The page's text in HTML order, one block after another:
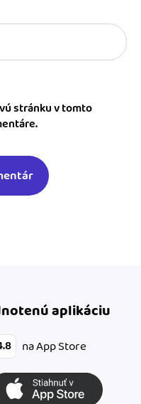
stránku v tomto
aplikáciu
na App Store